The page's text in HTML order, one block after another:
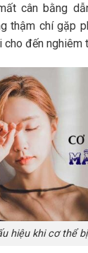
cân bằng
thậm chí gặp
đến nghiêm
hiệu khi cơ thể